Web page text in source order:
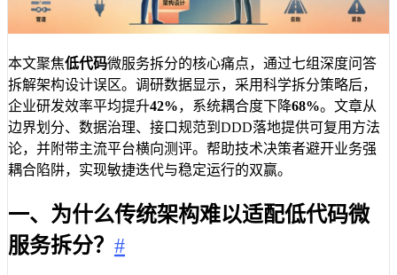
本文聚焦低代码微服务拆分的核心痛点，通过七组深度问答
拆解架构设计误区。调研数据显示，采用科学拆分策略后，
企业研发效率平均提升42%，系统耦合度下降68%。文章从
边界划分、数据治理、接口规范到DDD落地提供可复用方法
论，并附带主流平台横向测评。帮助技术决策者避开业务强
耦合陷阱，实现敏捷迭代与稳定运行的双赢。
一、为什么传统架构难以适配低代码微
服务拆分？ #